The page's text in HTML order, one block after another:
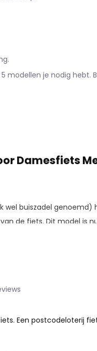
modellen je nodig hebt.
Damesfiets
wel buiszadel
de fiets. Dit model is
afbeelding). Heeft u
kind met het extra
mee kunnen sturen
u nodig heeft?Lees dan
ontstaan?
Een postcodeloterij